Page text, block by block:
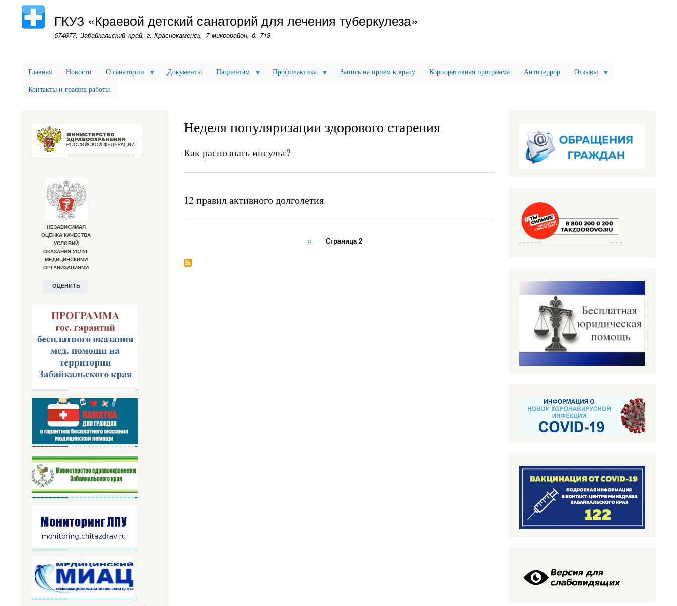
к
основному
ГКУЗ «Краевой детский санаторий для лечения туберкулеза»
674677, Забайкальский край, г. Краснокаменск, 7 микрорайон, д. 713
Главная Новости О санатории Документы Пациентам Профилактика Запись на прием к врачу Корпоративная программа Антитеррор
Отзывы
Контакты и график работы
Неделя популяризации здорового старения
Как распознать инсульт?
12 правил активного долголетия
страниц
Предыдущая
‹‹ Страница 2